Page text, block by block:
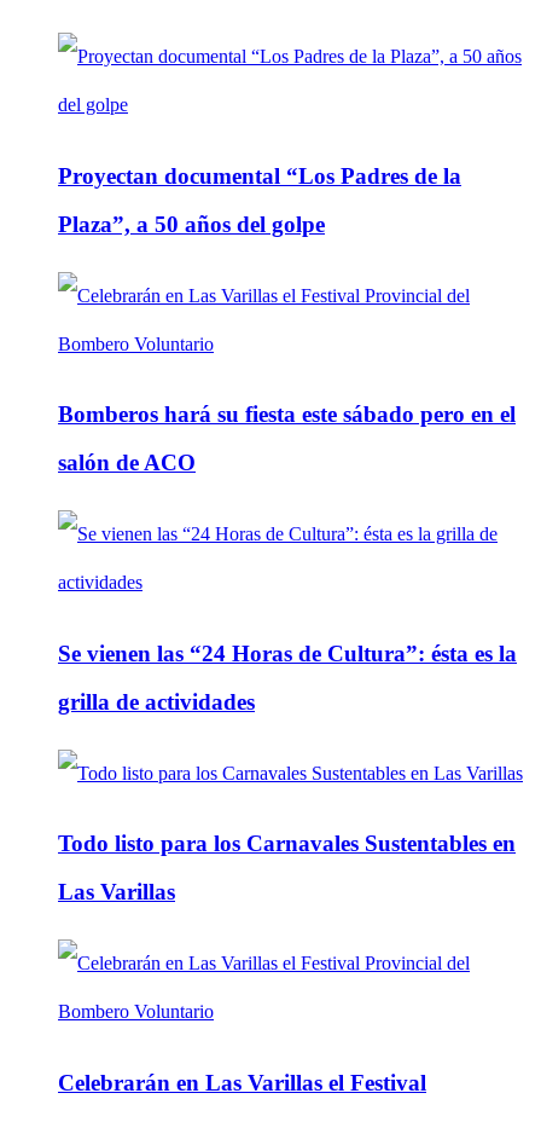
Proyectan documental “Los Padres de la
Plaza”, a 50 años del golpe
Bomberos hará su fiesta este sábado pero en el
salón de ACO
Se vienen las “24 Horas de Cultura”: ésta es la
grilla de actividades
Todo listo para los Carnavales Sustentables en
Las Varillas
Celebrarán en Las Varillas el Festival